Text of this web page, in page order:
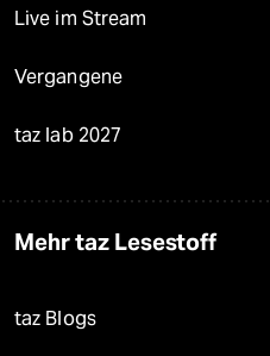
Live im Stream
Vergangene
taz lab 2027
Mehr taz Lesestoff
taz Blogs